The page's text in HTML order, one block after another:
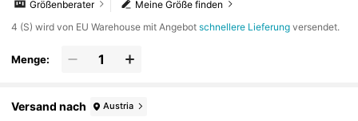
Meine Größe finden
Größenberater
​4 (S) wird von EU Warehouse mit Angebotschnellere Lieferung versendet.
Menge:
Versand nach Austria